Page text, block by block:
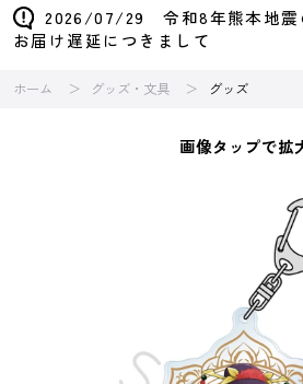
2026/07/29 令和8年熊本地震
お届け遅延につきまして
ホーム グッズ・文具 グッズ
画像タップで拡